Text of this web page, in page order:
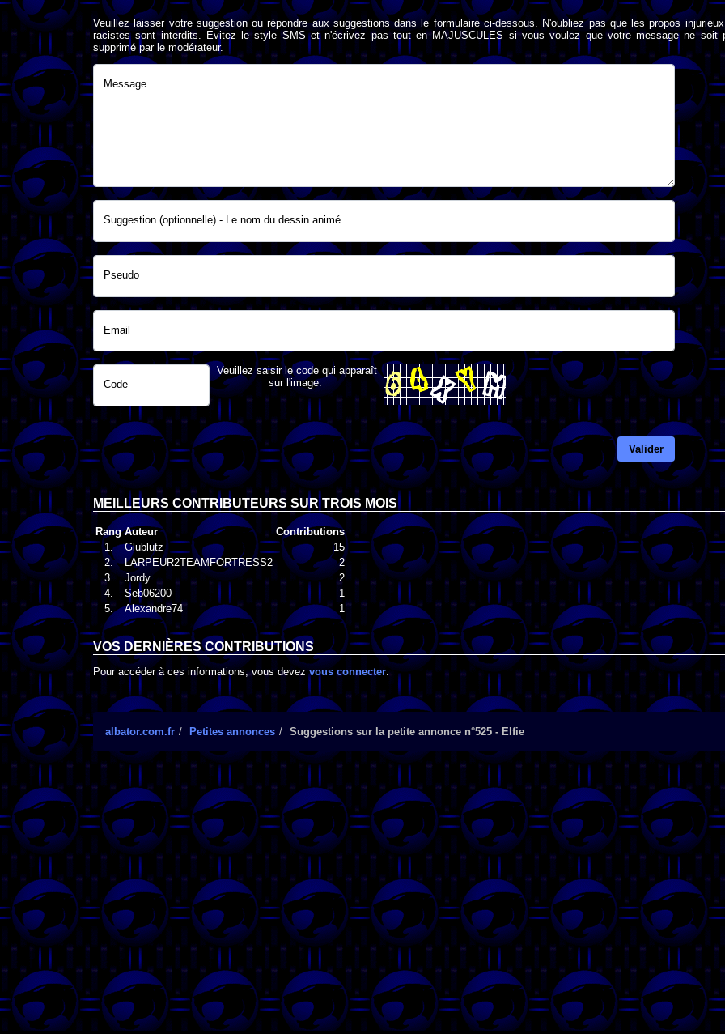
Veuillez laisser votre suggestion ou répondre aux suggestions dans le formulaire ci-dessous. N'oubliez pas que les propos
racistes sont interdits. Evitez le style SMS et n'écrivez pas tout en MAJUSCULES si vous voulez que votre message ne soit
supprimé par le modérateur.
Message
Suggestion (optionnelle) - Le nom du dessin animé
Pseudo
Email
Code
Veuillez saisir le code qui apparaît
sur l'image.
Valider
MEILLEURS CONTRIBUTEURS SUR TROIS MOIS
Rang Auteur
Contributions
1.
Glublutz
15
2.
LARPEUR2TEAMFORTRESS2
2
3.
Jordy
2
4.
Seb06200
1
5.
Alexandre74 1
VOS DERNIÈRES CONTRIBUTIONS
Pour accéder à ces informations, vous devezvous connecter.
albator.com.fr Petites annonces Suggestions sur la petite annonce n°525 - Elfie